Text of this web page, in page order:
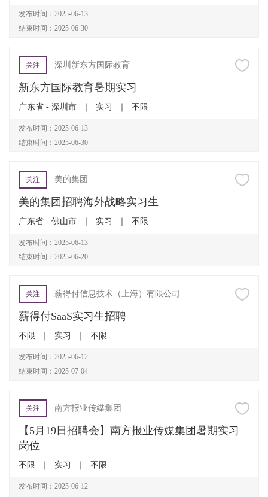
发布时间：2025-06-13
结束时间：2025-06-30
关注 深圳新东方国际教育
新东方国际教育暑期实习
广东省 - 深圳市 实习 不限
发布时间：2025-06-13
结束时间：2025-06-30
关注 美的集团
美的集团招聘海外战略实习生
广东省 - 佛山市 实习 不限
发布时间：2025-06-13
结束时间：2025-06-20
关注 薪得付信息技术（上海）有限公司
薪得付SaaS实习生招聘
不限 实习 不限
发布时间：2025-06-12
结束时间：2025-07-04
关注 南方报业传媒集团
【5月19日招聘会】南方报业传媒集团暑期实习
岗位
不限 实习 不限
发布时间：2025-06-12